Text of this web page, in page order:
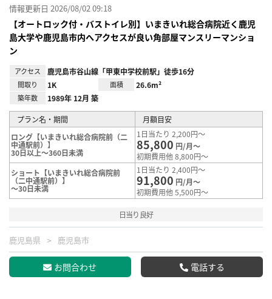
情報更新日 2026/08/02 09:18
【オートロック付・バストイレ別】いまきいれ総合病院近く鹿児
島大学や鹿児島市内へアクセスが良い角部屋マンスリーマンショ
ン
アクセス 鹿児島市谷山線「甲東中学校前駅」徒歩16分
間取り 1K 面積 26.6m²
築年数 1989年 12月 築
プラン名・期間
月額目安
ロング【いまきいれ総合病院前（二
中通駅前）】
30日以上～360日未満
1日当たり 2,200円～
85,800 円/月～
初期費用他 8,800円～
ショート【いまきいれ総合病院前
（二中通駅前）】
～30日未満
1日当たり 2,400円～
91,800 円/月～
初期費用他 5,500円～
日当り良好
鹿児島県 鹿児島市
お問合わせ 電話する